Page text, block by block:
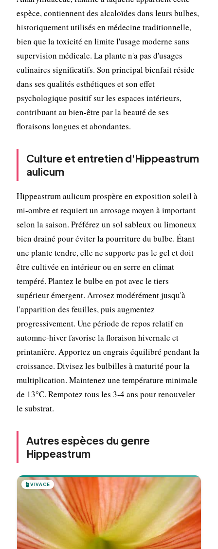
espèce, contiennent des alcaloïdes dans leurs bulbes,
historiquement utilisés en médecine traditionnelle,
bien que la toxicité en limite l'usage moderne sans
supervision médicale. La plante n'a pas d'usages
culinaires significatifs. Son principal bienfait réside
dans ses qualités esthétiques et son effet
psychologique positif sur les espaces intérieurs,
contribuant au bien-être par la beauté de ses
floraisons longues et abondantes.
Culture et entretien d'Hippeastrum
aulicum
Hippeastrum aulicum prospère en exposition soleil à
mi-ombre et requiert un arrosage moyen à important
selon la saison. Préférez un sol sableux ou limoneux
bien drainé pour éviter la pourriture du bulbe. Étant
une plante tendre, elle ne supporte pas le gel et doit
être cultivée en intérieur ou en serre en climat
tempéré. Plantez le bulbe en pot avec le tiers
supérieur émergent. Arrosez modérément jusqu'à
l'apparition des feuilles, puis augmentez
progressivement. Une période de repos relatif en
automne-hiver favorise la floraison hivernale et
printanière. Apportez un engrais équilibré pendant la
croissance. Divisez les bulbilles à maturité pour la
multiplication. Maintenez une température minimale
de 13°C. Rempotez tous les 3-4 ans pour renouveler
le substrat.
Autres espèces du genre
Hippeastrum
🪴VIVACE